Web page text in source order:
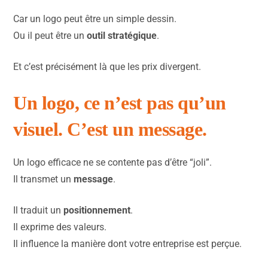
Car un logo peut être un simple dessin.
Ou il peut être un outil stratégique.
Et c’est précisément là que les prix divergent.
Un logo, ce n’est pas qu’un
visuel. C’est un message.
Un logo efficace ne se contente pas d’être “joli”.
Il transmet un message.
Il traduit un positionnement.
Il exprime des valeurs.
Il influence la manière dont votre entreprise est perçue.